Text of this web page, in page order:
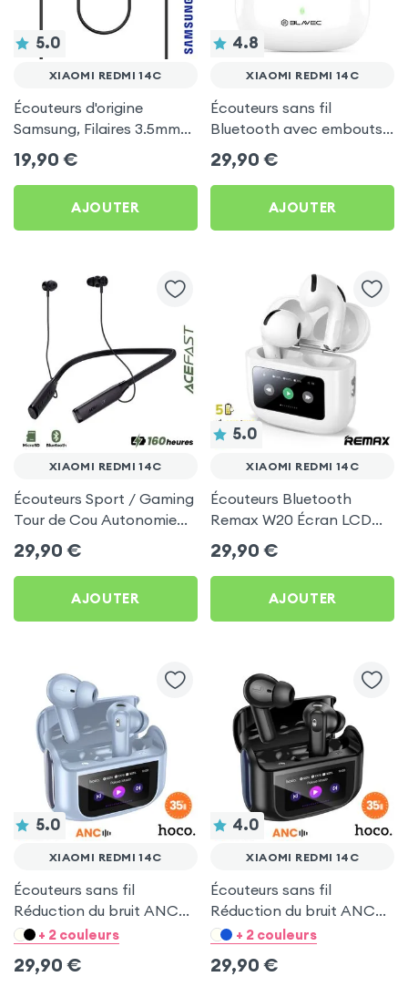
5.0
XIAOMI REDMI 14C
Écouteurs d'origine
Samsung, Filaires 3.5mm
Kit mains Libres (Service
Pack) - Noir pour Xiaomi
Redmi 14C
19,90 €
AJOUTER
4.8
XIAOMI REDMI 14C
Écouteurs sans fil
Bluetooth avec embouts
intra-auriculaires - Blanc
pour Xiaomi Redmi 14C
29,90 €
AJOUTER
XIAOMI REDMI 14C
Écouteurs Sport / Gaming
Tour de Cou Autonomie
160h Acefast pour Xiaomi
Redmi 14C
29,90 €
AJOUTER
5.0
XIAOMI REDMI 14C
Écouteurs Bluetooth
Remax W20 Écran LCD
Full-Color pour Xiaomi
Redmi 14C
29,90 €
AJOUTER
5.0
XIAOMI REDMI 14C
Écouteurs sans fil
Réduction du bruit ANC
ENC - Hoco Bleu pour
+ 2 couleurs
29,90 €
4.0
XIAOMI REDMI 14C
Écouteurs sans fil
Réduction du bruit ANC
ENC - Hoco Noir pour
+ 2 couleurs
29,90 €